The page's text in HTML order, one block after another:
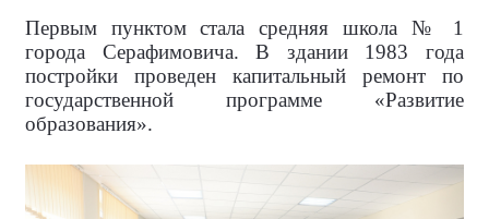
Первым пунктом стала средняя школа № 1
города Серафимовича. В здании 1983 года
постройки проведен капитальный ремонт по
государственной программе «Развитие
образования».